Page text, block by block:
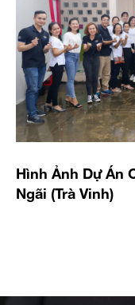
Hình Ảnh Dự Án
Ngãi (Trà Vinh)